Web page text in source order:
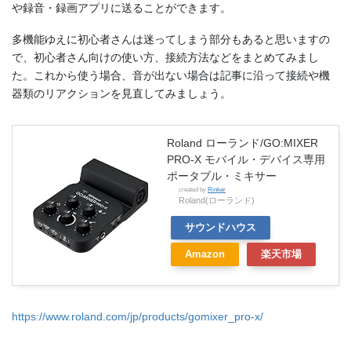
や録音・録画アプリに送ることができます。
多機能ゆえに初心者さんは迷ってしまう部分もあると思いますの
で、初心者さん向けの使い方、接続方法などをまとめてみまし
た。これから使う場合、音が出ない場合は記事に沿って接続や機
器類のリアクションを見直してみましょう。
Roland ローランド/GO:MIXER
PRO-X モバイル・デバイス専用
ポータブル・ミキサー
created by Rinker
Roland(ローランド)
サウンドハウス
Amazon 楽天市場
https://www.roland.com/jp/products/gomixer_pro-x/